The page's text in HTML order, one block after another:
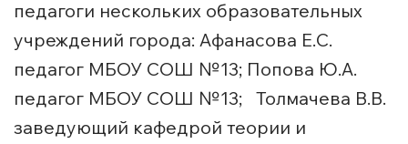
педагоги нескольких образовательных
учреждений города: Афанасова Е.С.
педагог МБОУ СОШ №13; Попова Ю.А.
педагог МБОУ СОШ №13; Толмачева В.В.
заведующий кафедрой теории и